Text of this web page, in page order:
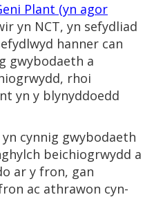
Plant (yn agor
yn NCT, yn sefydliad
hanner can
gwybodaeth a
rhoi
yn y blynyddoedd
cynnig gwybodaeth
beichiogrwydd a
ar y fron, gan
ac athrawon cyn-